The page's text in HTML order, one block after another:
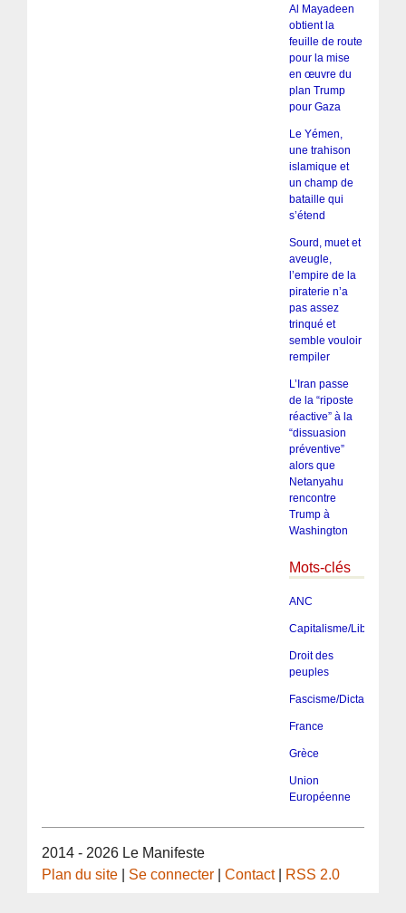
Al Mayadeen
obtient la
feuille de route
pour la mise
en œuvre du
plan Trump
pour Gaza
Le Yémen,
une trahison
islamique et
un champ de
bataille qui
s’étend
Sourd, muet et
aveugle,
l’empire de la
piraterie n’a
pas assez
trinqué et
semble vouloir
rempiler
L’Iran passe
de la “riposte
réactive” à la
“dissuasion
préventive”
alors que
Netanyahu
rencontre
Trump à
Washington
Mots-clés
ANC
Capitalisme/
Droit des
peuples
Fascisme/Dictature/
France
Grèce
Union
Européenne
2014 - 2026 Le Manifeste
Plan du site
Se connecter |Contact| RSS 2.0